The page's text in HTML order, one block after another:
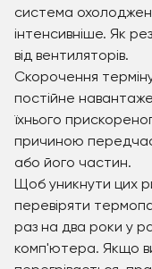
система
інтенсивніше. Як
від вентиляторів.
Скорочення
постійне
їхнього
причиною
або його частин.
Щоб уникнути цих
перевіряти
раз на два роки у
комп'ютера. Якщо